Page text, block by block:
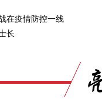
在疫情防控一线
长